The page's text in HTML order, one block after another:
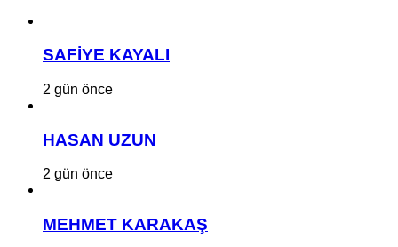
SAFİYE KAYALI
2 gün önce
HASAN UZUN
2 gün önce
MEHMET KARAKAŞ